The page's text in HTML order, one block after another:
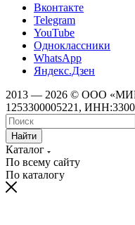
Вконтакте
Telegram
YouTube
Одноклассники
WhatsApp
Яндекс.Дзен
2013 — 2026 © ООО
1253300005221,
Найти
Каталог
По всему сайту
По каталогу